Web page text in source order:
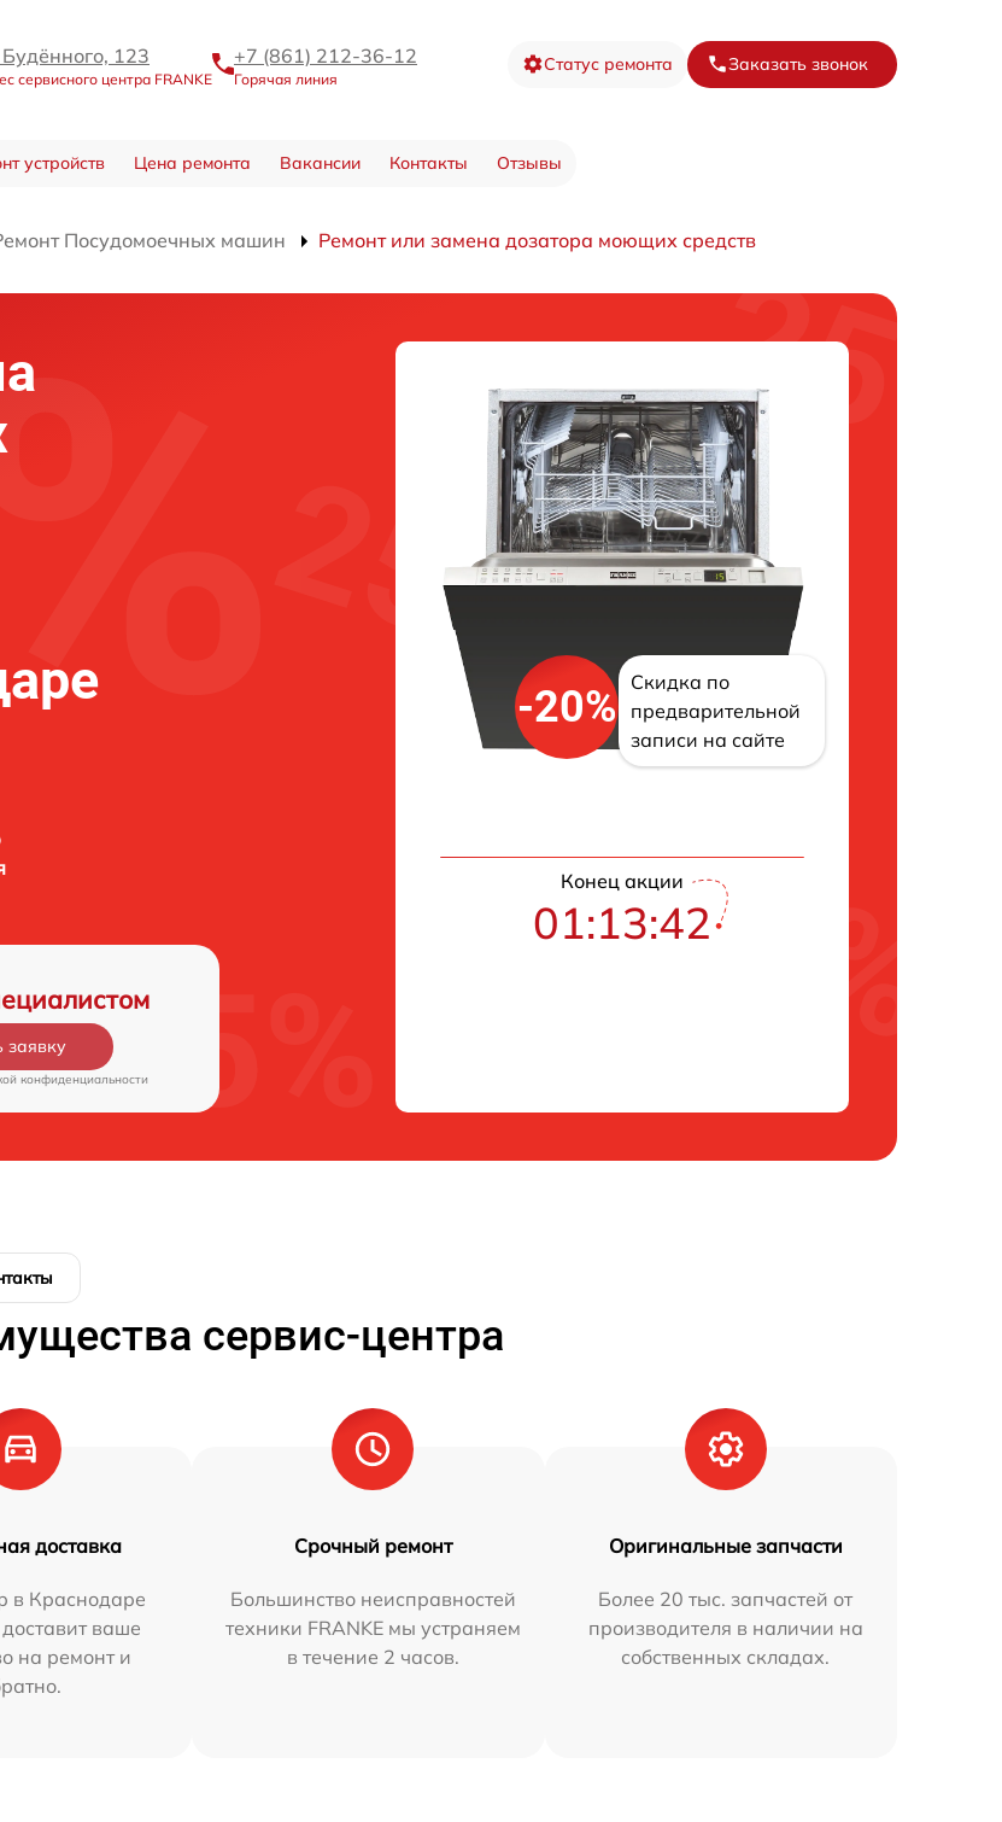
123
сервисного центра FRANKE
+7 (861) 212-36-12
Горячая линия
Статус ремонта Заказать звонок
устройств Цена ремонта Вакансии Контакты Отзывы
Посудомоечных машин Ремонт или замена дозатора моющих средств
заявку
конфиденциальности
-20%
Скидка по
предварительной
записи на сайте
Конец акции
01:13:41
сервис-центра
доставка
в Краснодаре
ваше
на ремонт и
Срочный ремонт
Большинство неисправностей
техники FRANKE мы устраняем
в течение 2 часов.
Оригинальные запчасти
Более 20 тыс. запчастей от
производителя в наличии на
собственных складах.